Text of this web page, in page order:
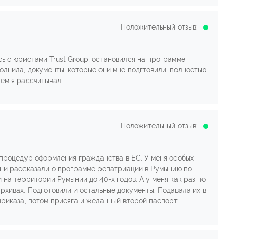
Положительный отзыв:
с юристами Trust Group, остановился на программе
документы, которые они мне подгтовили, полностью
я рассчитывал
Положительный отзыв:
оформления гражданства в ЕС. У меня особых
рассказали о программе репатриации в Румынию по
территории Румынии до 40-х годов. А у меня как раз по
Подготовили и остальные документы. Подавала их в
потом присяга и желанный второй паспорт.